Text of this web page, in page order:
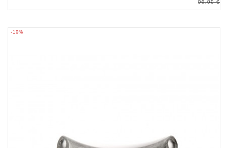
90,00 €
-10%